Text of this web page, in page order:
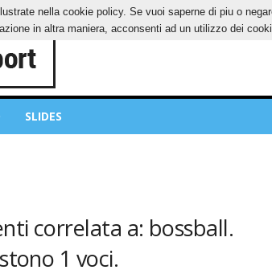
SLIDES
correlata a: bossball.
1 voci.
nella cookie policy. Se vuoi saperne di piu o
in altra maniera, acconsenti ad un utilizzo dei